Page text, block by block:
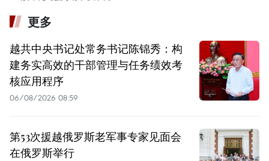
更多
越共中央书记处常务书记陈锦秀：构
建务实高效的干部管理与任务绩效考
核应用程序
06/08/2026 08:59
第53次援越俄罗斯老军事专家见面会
在俄罗斯举行